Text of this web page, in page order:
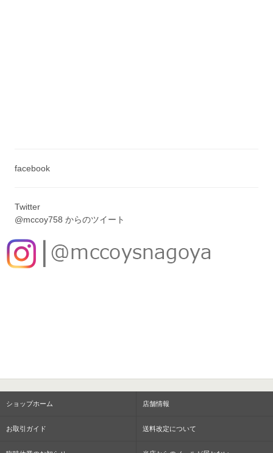
facebook
Twitter
@mccoy758 からのツイート
ショップホーム 店舗情報
お取引ガイド 送料改定について